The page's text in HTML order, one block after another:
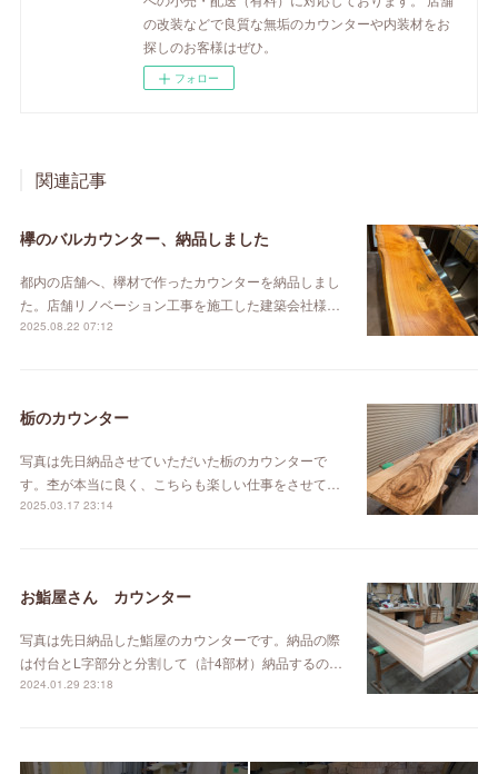
の改装などで良質な無垢のカウンターや内装材をお
探しのお客様はぜひ。
フォロー
関連記事
欅のバルカウンター、納品しました
都内の店舗へ、欅材で作ったカウンターを納品しまし
た。店舗リノベーション工事を施工した建築会社様…
2025.08.22 07:12
栃のカウンター
写真は先日納品させていただいた栃のカウンターで
す。杢が本当に良く、こちらも楽しい仕事をさせて…
2025.03.17 23:14
お鮨屋さん カウンター
写真は先日納品した鮨屋のカウンターです。納品の際
は付台とL字部分と分割して（計4部材）納品するの…
2024.01.29 23:18